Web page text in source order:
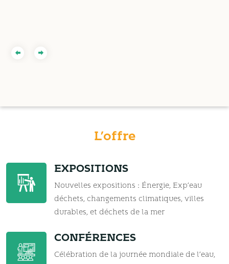
L’offre
EXPOSITIONS
Nouvelles expositions : Énergie, Exp’eau
déchets, changements climatiques, villes
durables, et déchets de la mer
CONFÉRENCES
Célébration de la journée mondiale de l’eau,